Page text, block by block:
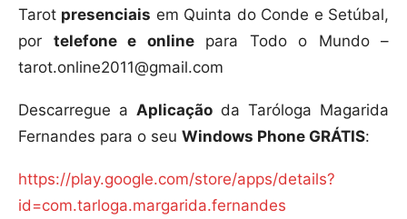
Tarot presenciais em Quinta do Conde e Setúbal,
por telefone e onlinepara Todo o Mundo –
tarot.online2011@gmail.com
Descarregue a Aplicação da Taróloga Magarida
Fernandes para o seu Windows Phone GRÁTIS:
https://play.google.com/store/apps/details?
id=com.tarloga.margarida.fernandes